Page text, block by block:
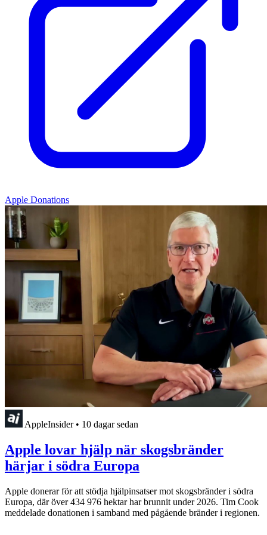
Apple Donations
AppleInsider • 10 dagar sedan
Apple lovar hjälp när skogsbränder
härjar i södra Europa
Apple donerar för att stödja hjälpinsatser mot skogsbränder i södra
Europa, där över 434 976 hektar har brunnit under 2026. Tim Cook
meddelade donationen i samband med pågående bränder i regionen.